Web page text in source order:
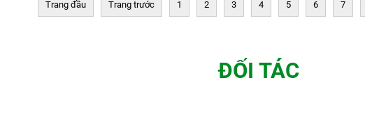
Trang đầu Trang trước 1 2 3 4 5 6 7
ĐỐI TÁC